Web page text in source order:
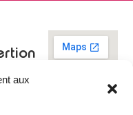
aux
73 03 78